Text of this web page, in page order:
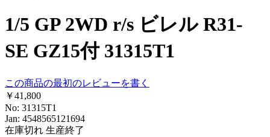
1/5 GP 2WD r/s ビレル R31-
SE GZ15付 31315T1
この商品の最初のレビューを書く
￥41,800
No: 31315T1
Jan: 4548565121694
在庫切れ 生産終了